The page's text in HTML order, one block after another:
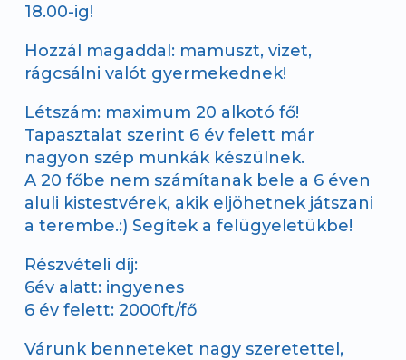
18.00-ig!
Hozzál magaddal: mamuszt, vizet,
rágcsálni valót gyermekednek!
Létszám: maximum 20 alkotó fő!
Tapasztalat szerint 6 év felett már
nagyon szép munkák készülnek.
A 20 főbe nem számítanak bele a 6 éven
aluli kistestvérek, akik eljöhetnek játszani
a terembe.:) Segítek a felügyeletükbe!
Részvételi díj:
6év alatt: ingyenes
6 év felett: 2000ft/fő
Várunk benneteket nagy szeretettel,